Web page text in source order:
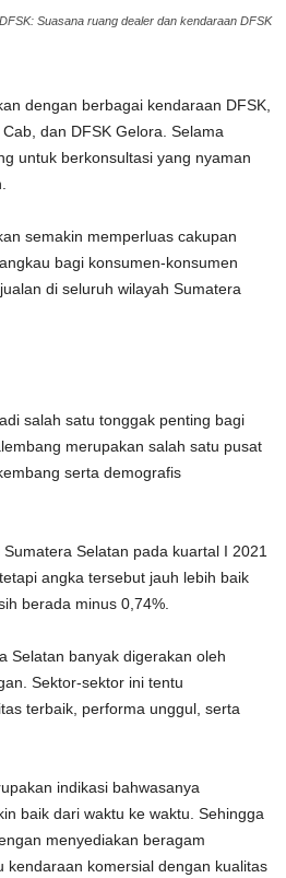
Suasana ruang dealer dan kendaraan DFSK
dengan berbagai kendaraan DFSK,
dan DFSK Gelora. Selama
untuk berkonsultasi yang nyaman
semakin memperluas cakupan
bagi konsumen-konsumen
di seluruh wilayah Sumatera
salah satu tonggak penting bagi
merupakan salah satu pusat
serta demografis
Selatan pada kuartal I 2021
angka tersebut jauh lebih baik
berada minus 0,74%.
Selatan banyak digerakan oleh
Sektor-sektor ini tentu
terbaik, performa unggul, serta
indikasi bahwasanya
baik dari waktu ke waktu. Sehingga
menyediakan beragam
komersial dengan kualitas